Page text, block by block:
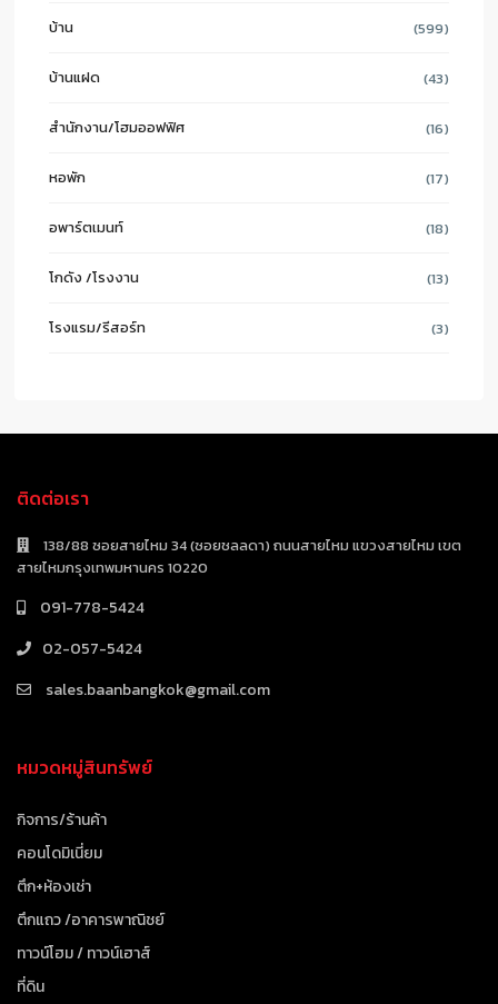
บ้าน (599)
บ้านแฝด (43)
สำนักงาน/โฮมออฟฟิศ (16)
หอพัก (17)
อพาร์ตเมนท์ (18)
โกดัง /โรงงาน (13)
โรงแรม/รีสอร์ท (3)
ติดต่อเรา
138/88 ซอยสายไหม 34 (ซอยชลลดา) ถนนสายไหม แขวงสายไหม เขต
สายไหมกรุงเทพมหานคร 10220
091-778-5424
02-057-5424
sales.baanbangkok@gmail.com
หมวดหมู่สินทรัพย์
กิจการ/ร้านค้า
คอนโดมิเนี่ยม
ตึก+ห้องเช่า
ตึกแถว /อาคารพาณิชย์
ทาวน์โฮม / ทาวน์เฮาส์
ที่ดิน